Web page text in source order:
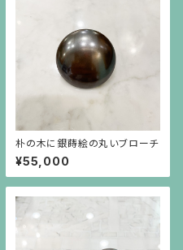
朴の木に銀蒔絵の丸いブローチ
¥55,000